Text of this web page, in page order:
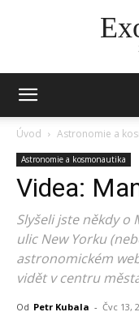
Úvod Astronomie a
Astronomie a kosmonautika
Videa:
Slyšeli jste někdy o
ulic New Yorku
astronomickém
vidět v centru
Od Petr Kubala - Čvc 13,